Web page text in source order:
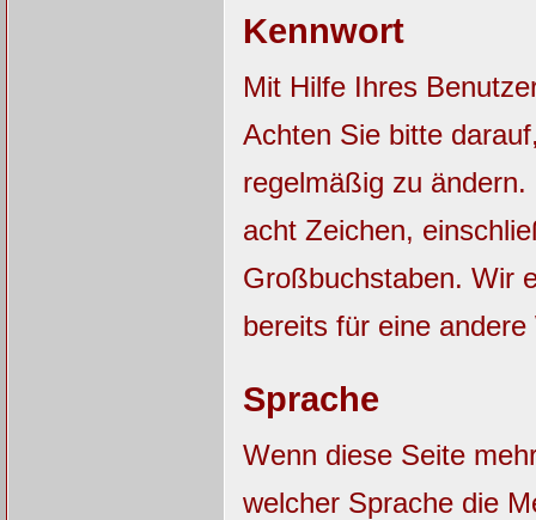
Kennwort
Mit Hilfe Ihres
Achten Sie bitte
regelmäßig zu
acht Zeichen,
Großbuchstaben. Wir
bereits für eine
Sprache
Wenn diese Seite
welcher Sprache die